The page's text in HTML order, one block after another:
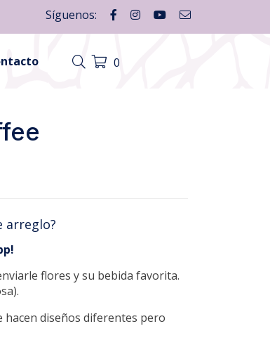
Síguenos:
0
arreglo?
flores y su bebida favorita.
hacen diseños diferentes pero